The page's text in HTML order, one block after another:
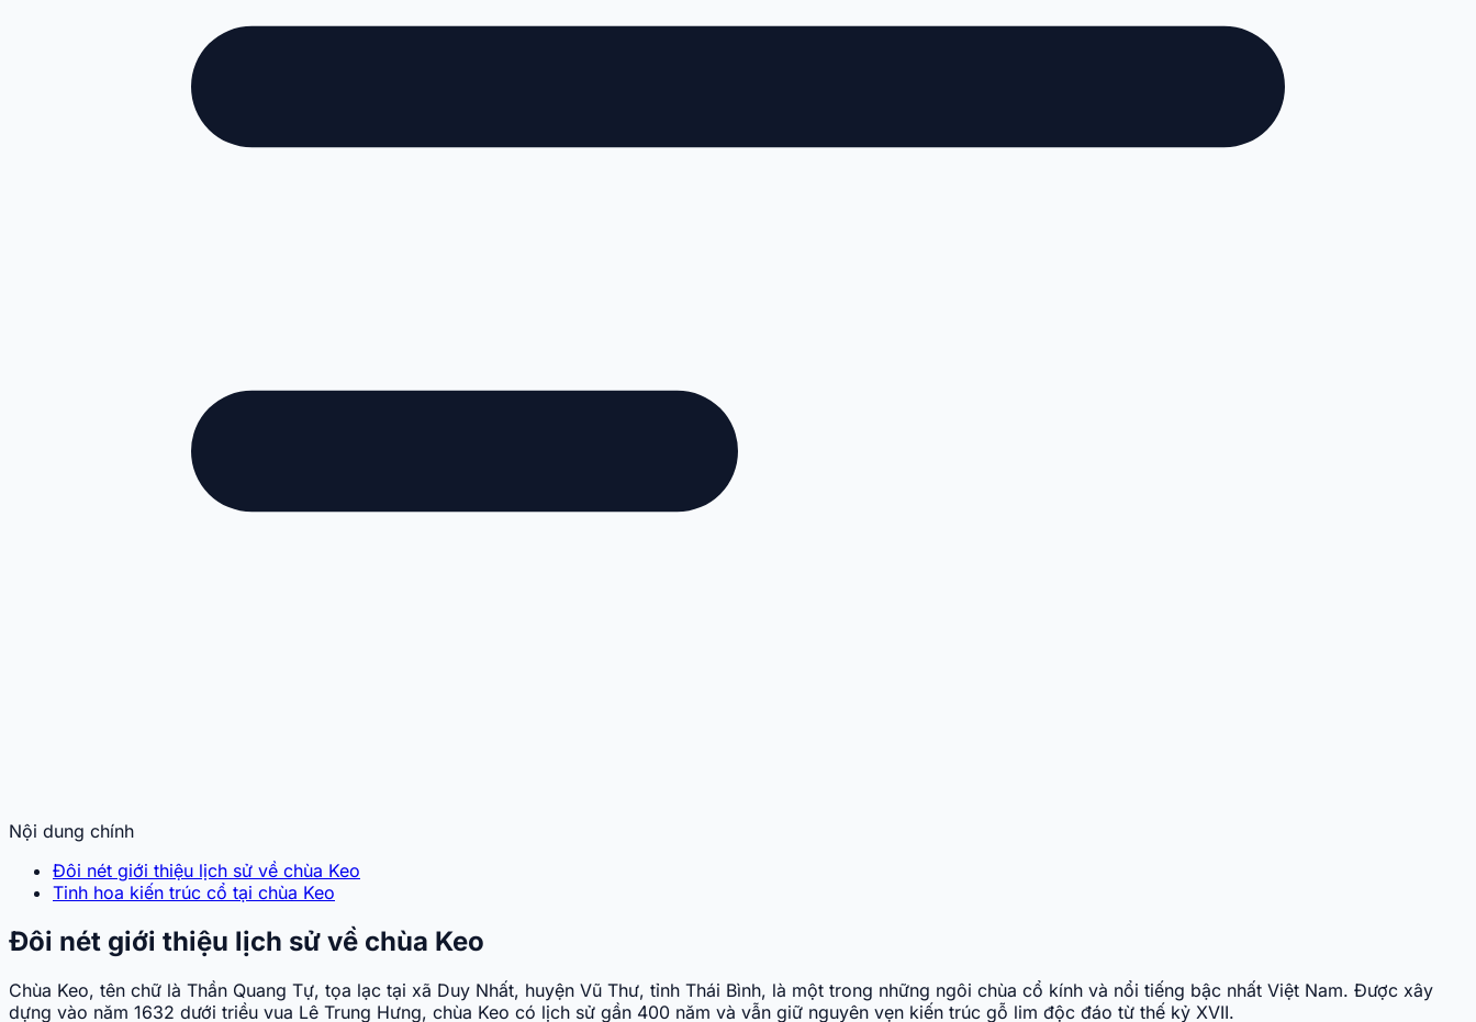
Nội dung chính
Đôi nét giới thiệu lịch sử về chùa Keo
Tinh hoa kiến trúc cổ tại chùa Keo
Đôi nét giới thiệu lịch sử về chùa Keo
Chùa Keo, tên chữ là Thần Quang Tự, tọa lạc tại xã Duy Nhất, huyện Vũ Thư, tỉnh Thái Bình, là một trong những ngôi chùa cổ kính và nổi tiếng bậc nhất Việt Nam. Được xây
dựng vào năm 1632 dưới triều vua Lê Trung Hưng, chùa Keo có lịch sử gần 400 năm và vẫn giữ nguyên vẹn kiến trúc gỗ lim độc đáo từ thế kỷ XVII. ​